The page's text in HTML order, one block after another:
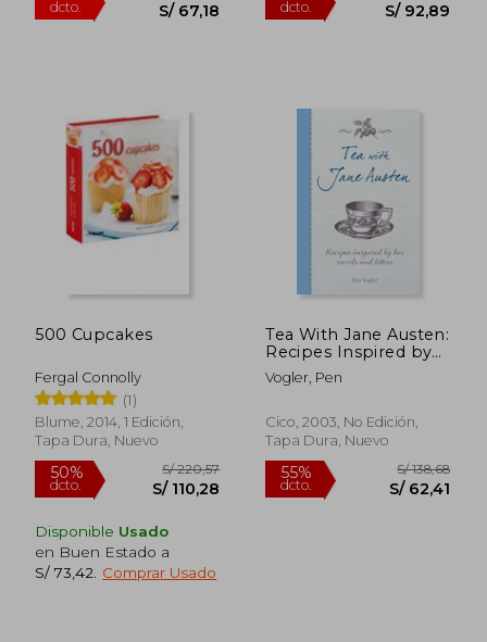
500 Cupcakes
Fergal Connolly
(1)
Blume, 2014, 1 Edición,
Tapa Dura, Nuevo
Disponible Usado
en Buen Estado a
S/ 73,42
Comprar Usado
Tea With Jane Austen:
Recipes Inspired by
her Novels and
Letters (en Inglés)
Vogler, Pen
Cico, 2003, No Edición,
Tapa Dura, Nuevo